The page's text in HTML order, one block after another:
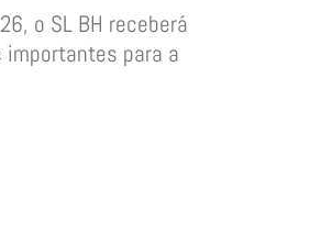
o SL BH receberá
para a